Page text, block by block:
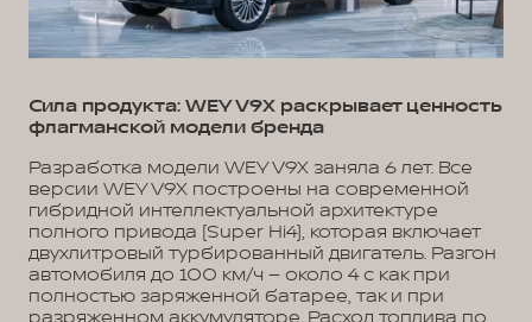
Сила продукта: WEY V9X раскрывает ценность
флагманской модели бренда
Разработка модели WEY V9X заняла 6 лет. Все
версии WEY V9X построены на современной
гибридной интеллектуальной архитектуре
полного привода (Super Hi4), которая включает
двухлитровый турбированный двигатель. Разгон
автомобиля до 100 км/ч – около 4 с как при
полностью заряженной батарее, так и при